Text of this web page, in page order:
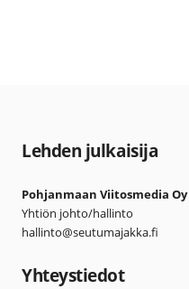
Lehden julkaisija
Pohjanmaan Viitosmedia Oy
Yhtiön johto/hallinto
hallinto@seutumajakka.fi
Yhteystiedot